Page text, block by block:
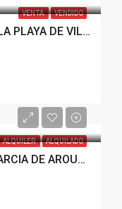
VENTA VENDIDO
CASA A ESCASOS METROS DE LA PLAYA DE VILAXOAN, VILAGARCÍA
ALQUILER ALQUILADO
PISO ALQUILER CENTRO VILAGARCIA DE AROUSA